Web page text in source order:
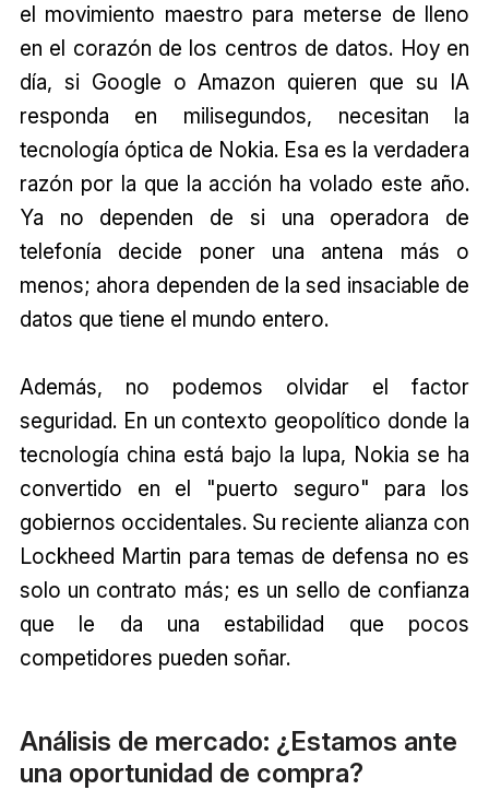
el movimiento maestro para meterse de lleno
en el corazón de los centros de datos. Hoy en
día, si Google o Amazon quieren que su IA
responda en milisegundos, necesitan la
tecnología óptica de Nokia. Esa es la verdadera
razón por la que la acción ha volado este año.
Ya no dependen de si una operadora de
telefonía decide poner una antena más o
menos; ahora dependen de la sed insaciable de
datos que tiene el mundo entero.
Además, no podemos olvidar el factor
seguridad. En un contexto geopolítico donde la
tecnología china está bajo la lupa, Nokia se ha
convertido en el "puerto seguro" para los
gobiernos occidentales. Su reciente alianza con
Lockheed Martin para temas de defensa no es
solo un contrato más; es un sello de confianza
que le da una estabilidad que pocos
competidores pueden soñar.
Análisis de mercado: ¿Estamos ante
una oportunidad de compra?